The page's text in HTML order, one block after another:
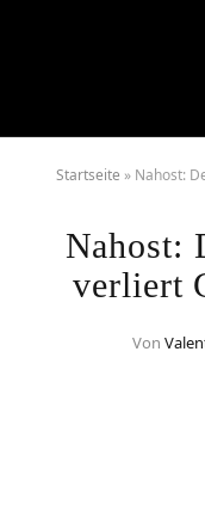
Startseite » Nahost:
Nahost:
verliert
Von